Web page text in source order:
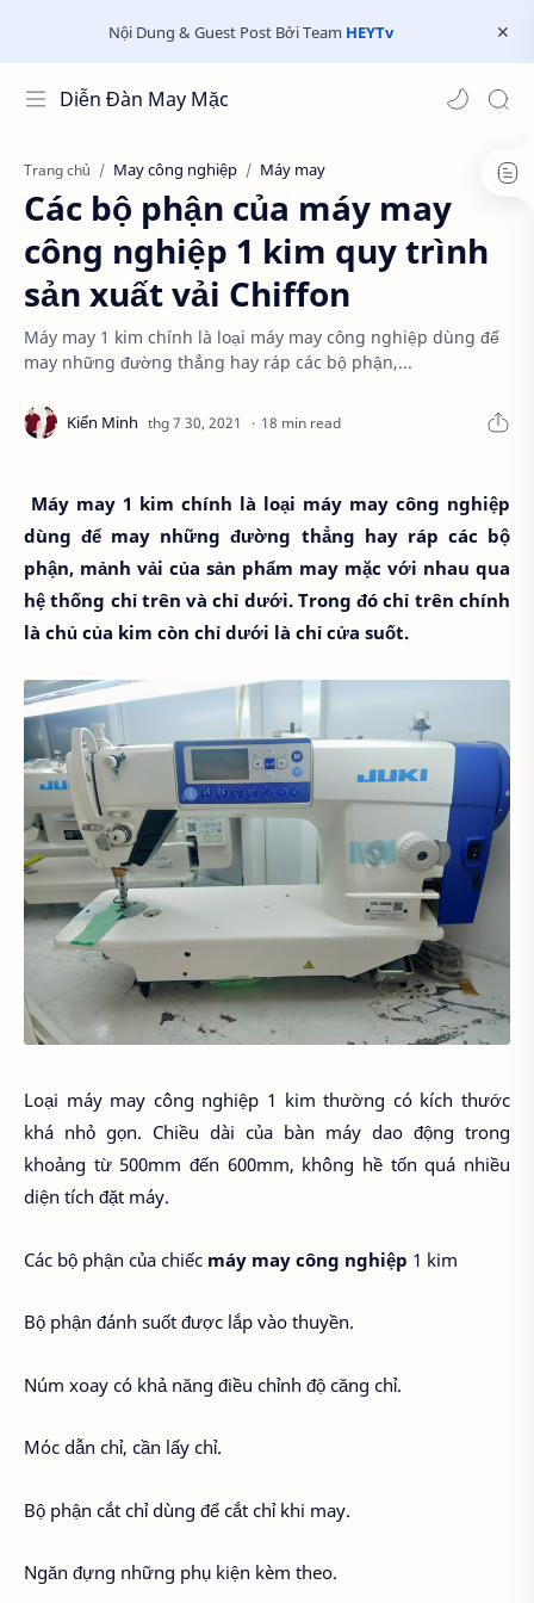
Nội Dung & Guest Post Bởi Team HEYTv
Diễn Đàn May Mặc
Trang chủ May công nghiệp Máy may
Các bộ phận của máy may
công nghiệp 1 kim quy trình
sản xuất vải Chiffon
Máy may 1 kim chính là loại máy may công nghiệp dùng để
may những đường thẳng hay ráp các bộ phận,...
18 min read
Máy may 1 kim chính là loại máy may công nghiệp
dùng để may những đường thẳng hay ráp các bộ
phận, mảnh vải của sản phẩm may mặc với nhau qua
hệ thống chỉ trên và chỉ dưới. Trong đó chỉ trên chính
là chủ của kim còn chỉ dưới là chỉ cửa suốt.
Loại máy may công nghiệp 1 kim thường có kích thước
khá nhỏ gọn. Chiều dài của bàn máy dao động trong
khoảng từ 500mm đến 600mm, không hề tốn quá nhiều
diện tích đặt máy.
Các bộ phận của chiếc máy may công nghiệp 1 kim
Bộ phận đánh suốt được lắp vào thuyền.
Núm xoay có khả năng điều chỉnh độ căng chỉ.
Móc dẫn chỉ, cần lấy chỉ.
Bộ phận cắt chỉ dùng để cắt chỉ khi may.
Ngăn đựng những phụ kiện kèm theo.